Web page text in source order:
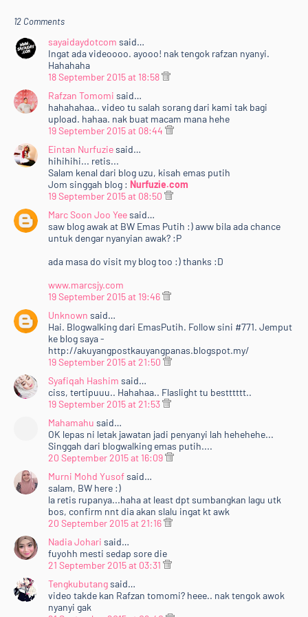
12 Comments
sayaidaydotcom said…
Ingat ada videoooo. ayooo! nak tengok rafzan nyanyi.
Hahahaha
18 September 2015 at 18:58
Rafzan Tomomi said…
hahahahaa.. video tu salah sorang dari kami tak bagi
upload. hahaa. nak buat macam mana hehe
19 September 2015 at 08:44
Eintan Nurfuziesaid…
hihihihi... retis...
Salam kenal dari blog uzu, kisah emas putih
Jom singgah blog : Nurfuzie.com
19 September 2015 at 08:50
Marc Soon Joo Yeesaid…
saw blog awak at BW Emas Putih :) aww bila ada chance
untuk dengar nyanyian awak? :P
ada masa do visit my blog too :) thanks :D
www.marcsjy.com
19 September 2015 at 19:46
Unknown said…
Hai. Blogwalking dari EmasPutih. Follow sini #771. Jemput
ke blog saya -
http://akuyangpostkauyangpanas.blogspot.my/
19 September 2015 at 21:50
Syafiqah Hashim said…
ciss, tertipuuu.. Hahahaa.. Flaslight tu bestttttt..
19 September 2015 at 21:53
Mahamahu said…
OK lepas ni letak jawatan jadi penyanyi lah hehehehe...
Singgah dari blogwalking emas putih....
20 September 2015 at 16:09
Murni Mohd Yusofsaid…
salam, BW here :)
la retis rupanya...haha at least dpt sumbangkan lagu utk
bos, confirm nnt dia akan slalu ingat kt awk
20 September 2015 at 21:16
Nadia Johari said…
fuyohh mesti sedap sore die
21 September 2015 at 03:31
Tengkubutangsaid…
video takde kan Rafzan tomomi? heee.. nak tengok awok
nyanyi gak